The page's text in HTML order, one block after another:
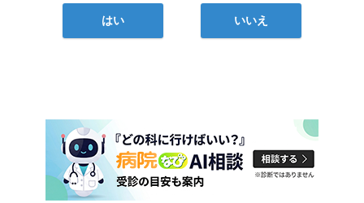
はい いいえ